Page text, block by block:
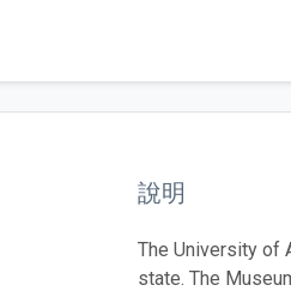
說明
The University of
state. The